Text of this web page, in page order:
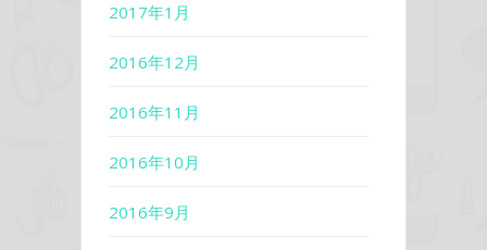
2017年1月
2016年12月
2016年11月
2016年10月
2016年9月